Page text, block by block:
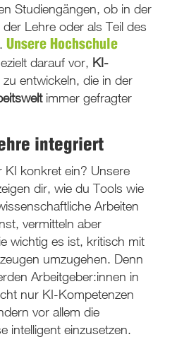
Studiengängen, ob in der
Lehre oder als Teil des
Unsere Hochschule
darauf vor, KI-
zu entwickeln, die in der
immer gefragter
integriert
KI konkret ein? Unsere
dir, wie du Tools wie
Arbeiten
vermitteln aber
wichtig es ist, kritisch mit
umzugehen. Denn
Arbeitgeber:innen in
nur KI-Kompetenzen
vor allem die
intelligent einzusetzen.